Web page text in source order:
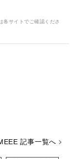
各サイトでご確認くださ
記事一覧へ